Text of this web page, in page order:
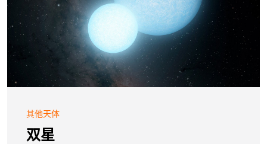
其他天体
双星